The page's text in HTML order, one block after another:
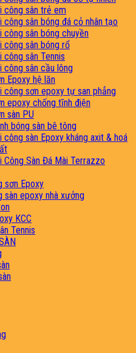
công sân trẻ em
công sân bóng đá cỏ nhân tạo
công sân bóng chuyền
công sân bóng rổ
công sân Tennis
công sân cầu lông
Epoxy hệ lăn
công sơn epoxy tự san phẳng
epoxy chống tĩnh điện
sàn PU
bóng sàn bê tông
công sàn Epoxy kháng axit & hoá
Công Sàn Đá Mài Terrazzo
sơn Epoxy
sàn epoxy nhà xưởng
KCC
Tennis